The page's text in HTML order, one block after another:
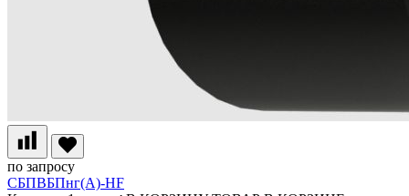
по запросу
СБПВБПнг(А)-HF